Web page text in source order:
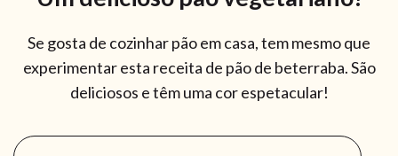
Se gosta de cozinhar pão em casa, tem mesmo que
experimentar esta receita de pão de beterraba. São
deliciosos e têm uma cor espetacular!